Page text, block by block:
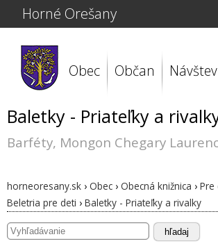
Horné Orešany
Obec Občan
Baletky - Priateľky a
Barféty, Mongon Chegary
horneoresany.sk › Obec › Obecná knižnica › Pre
Beletria pre deti › Baletky - Priateľky a rivalky
hľadaj